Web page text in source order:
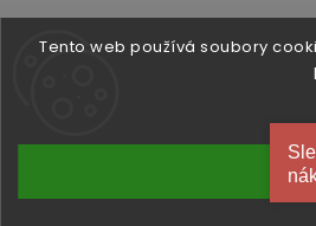
Tento web používá soubory